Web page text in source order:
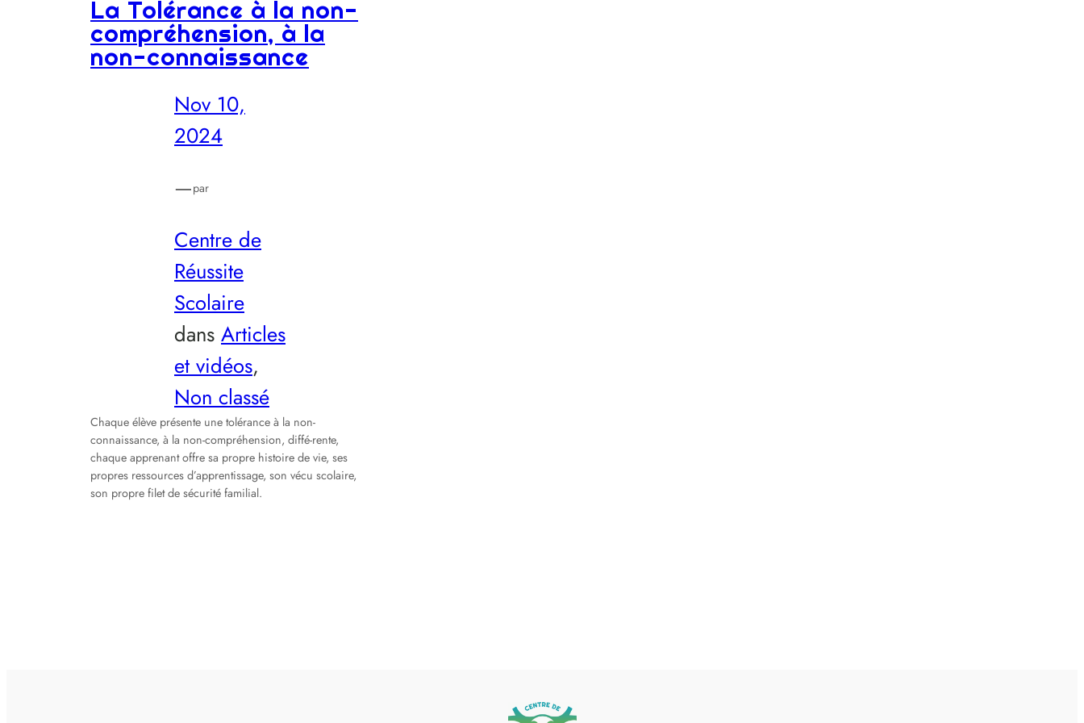
La Tolérance à la non-
compréhension, à la
non-connaissance
Nov 10,
2024
—par
Centre de
Réussite
Scolaire
dans Articles
et vidéos
Non classé
Chaque élève présente une tolérance à la non-
connaissance, à la non-compréhension, diffé-rente,
chaque apprenant offre sa propre histoire de vie, ses
propres ressources d’apprentissage, son vécu scolaire,
son propre filet de sécurité familial.